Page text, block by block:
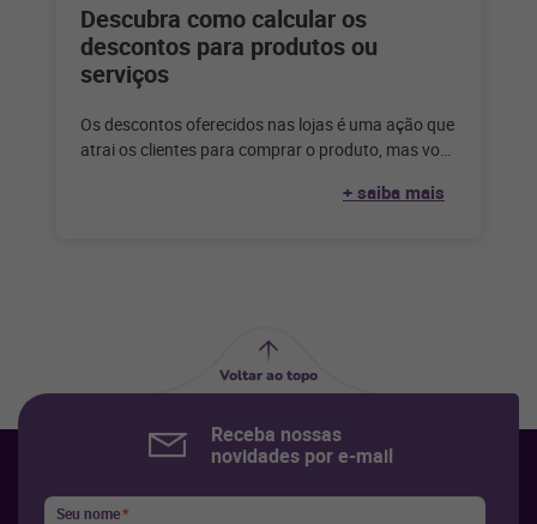
Descubra como calcular os
descontos para produtos ou
serviços
Os descontos oferecidos nas lojas é uma ação que
atrai os clientes para comprar o produto, mas você
+ saiba mais
Voltar ao topo
Receba nossas
novidades por e-mail
Seu nome*